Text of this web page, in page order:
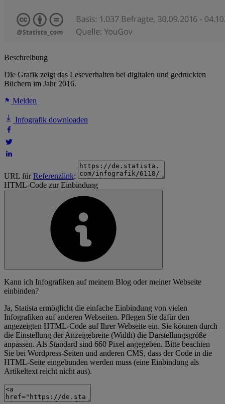
Beschreibung
Die Grafik zeigt das Leseverhalten bei digitalen und gedruckten
Büchern im Jahr 2016.
Melden
Infografik downloaden
URL fürReferenzlink:
HTML-Code zur Einbindung
Kann ich Infografiken auf meinem Blog oder meiner Webseite
einbinden?
Ja, Statista ermöglicht die einfache Einbindung von vielen
Infografiken auf anderen Webseiten. Pflegen Sie dafür den
angezeigten HTML-Code auf Ihrer Webseite ein. Sie können durch
die Einstellung der Anzeigebreite (Width) die Darstellungsgröße
anpassen. Als Standard sind 660 Pixel angegeben. Bitte beachten
Sie bei Wordpress-Seiten und anderen CMS, dass der Code in die
HTML-Seite eingebunden werden muss (eine Einbindung als
Artikeltext reicht nicht aus).